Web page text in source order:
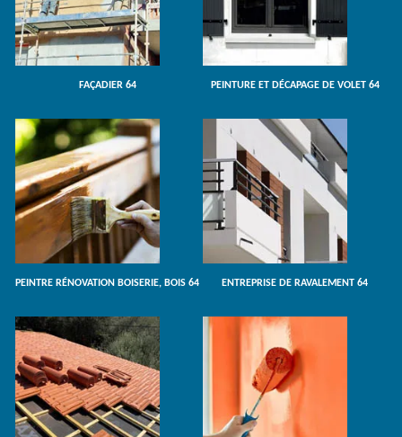
FAÇADIER 64 PEINTURE ET DÉCAPAGE DE VOLET 64
PEINTRE RÉNOVATION BOISERIE, BOIS 64 ENTREPRISE DE RAVALEMENT 64